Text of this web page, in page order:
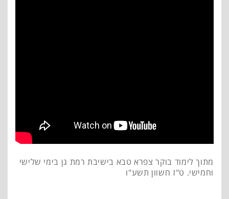
מתוך לימוד בוקר צפרא טבא בישיבת רמת גן בימי שלישי
וחמישי. ט"ז חשוון תשע"ו